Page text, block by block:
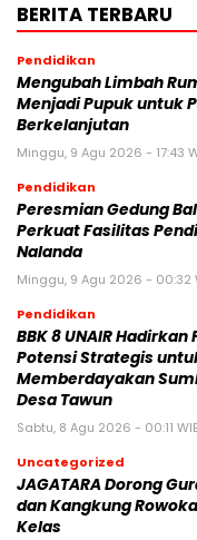
BERITA TERBARU
Pendidikan
Mengubah Limbah
Menjadi Pupuk untuk
Berkelanjutan
Minggu, 9 Agu 2026 - 17:43
Pendidikan
Peresmian Gedung
Perkuat Fasilitas
Nalanda
Minggu, 9 Agu 2026 - 00:32
Pendidikan
BBK 8 UNAIR Hadirkan
Potensi Strategis
Memberdayakan
Desa Tawun
Sabtu, 8 Agu 2026 - 00:11
Uncategorized
JAGATARA Dorong
dan Kangkung
Kelas